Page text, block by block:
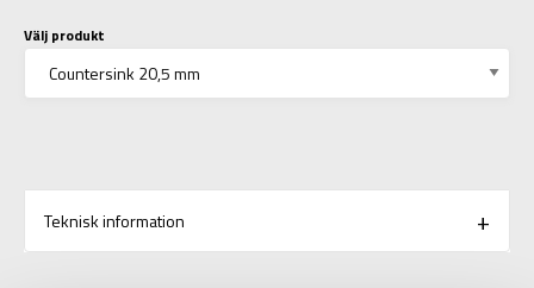
Välj produkt
Teknisk information